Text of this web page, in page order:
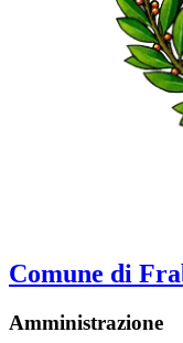
Comune di
Amministrazione